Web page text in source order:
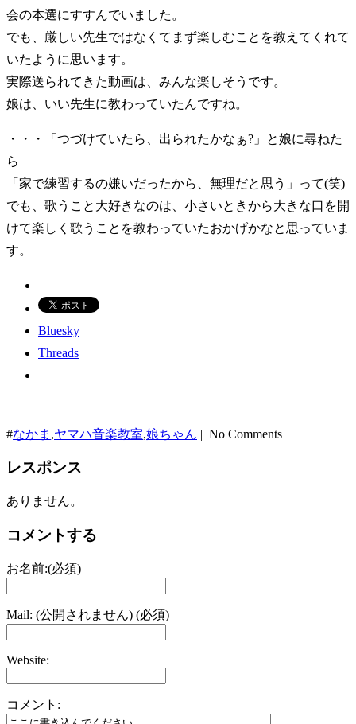
会の本選にすすんでいました。
でも、厳しい先生ではなくてまず楽しむことを教えてくれて
いたように思います。
実際送られてきた動画は、みんな楽しそうです。
娘は、いい先生に教わっていたんですね。
・・・「つづけていたら、出られたかなぁ?」と娘に尋ねた
ら
「家で練習するの嫌いだったから、無理だと思う」って(笑)
でも、歌うこと大好きなのは、小さいときから大きな口を開
けて楽しく歌うことを教わっていたおかげかなと思っていま
す。
Bluesky
Threads
#なかま ,ヤマハ音楽教室,娘ちゃん | No Comments
レスポンス
ありません。
コメントする
お名前:(必須)
Mail: (公開されません) (必須)
Website:
コメント: